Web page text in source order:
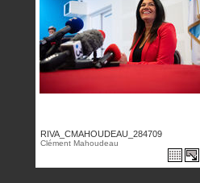
RIVA_CMAHOUDEAU_284709
Clément Mahoudeau